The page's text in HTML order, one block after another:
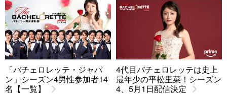
「バチェロレッテ・ジャパ
ン」シーズン4男性参加者14
名【一覧】
4代目バチェロレッテは史上
最年少の平松里菜！シーズン
4、5月1日配信決定